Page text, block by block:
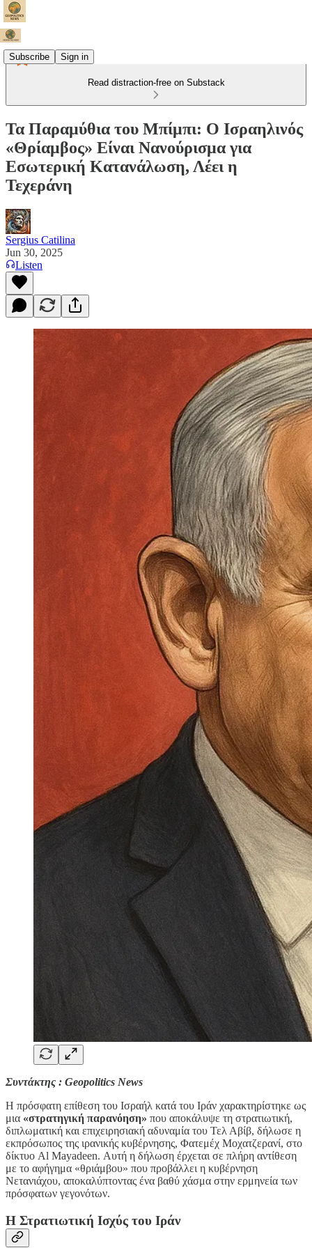
Subscribe Sign in
Read distraction-free on Substack
Τα Παραμύθια του Μπίμπι: Ο Ισραηλινός
«Θρίαμβος» Είναι Νανούρισμα για
Εσωτερική Κατανάλωση, Λέει η
Τεχεράνη
Sergius Catilina
Jun 30, 2025
Listen
Συντάκτης : Geopolitics News
Η πρόσφατη επίθεση του Ισραήλ κατά του Ιράν χαρακτηρίστηκε ως
μια «στρατηγική παρανόηση» που αποκάλυψε τη στρατιωτική,
διπλωματική και επιχειρησιακή αδυναμία του Τελ Αβίβ, δήλωσε η
εκπρόσωπος της ιρανικής κυβέρνησης, Φατεμέχ Μοχατζερανί, στο
δίκτυο Al Mayadeen. Αυτή η δήλωση έρχεται σε πλήρη αντίθεση
με το αφήγημα «θριάμβου» που προβάλλει η κυβέρνηση
Νετανιάχου, αποκαλύπτοντας ένα βαθύ χάσμα στην ερμηνεία των
πρόσφατων γεγονότων.
Η Στρατιωτική Ισχύς του Ιράν